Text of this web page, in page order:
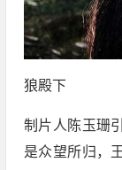
狼殿下
制片人陈玉珊
是众望所归，